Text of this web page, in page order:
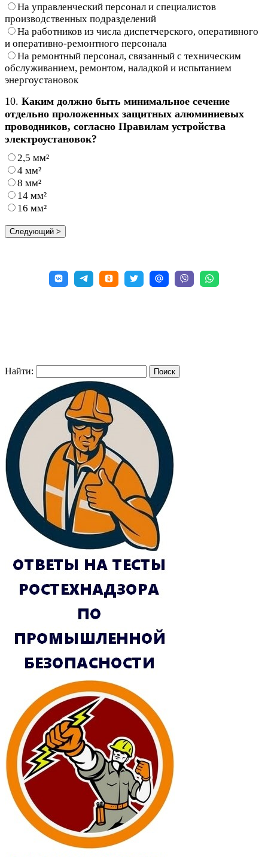
На управленческий персонал и специалистов
производственных подразделений
На работников из числа диспетчерского, оперативного
и оперативно-ремонтного персонала
На ремонтный персонал, связанный с техническим
обслуживанием, ремонтом, наладкой и испытанием
энергоустановок
10. Каким должно быть минимальное сечение
отдельно проложенных защитных алюминиевых
проводников, согласно Правилам устройства
электроустановок?
2,5 мм²
4 мм²
8 мм²
14 мм²
16 мм²
Найти: